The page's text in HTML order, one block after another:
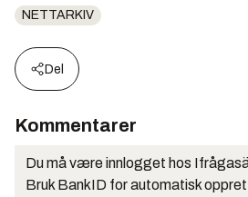
NETTARKIV
Del
Kommentarer
Du må være innlogget hos
Bruk BankID for automatisk